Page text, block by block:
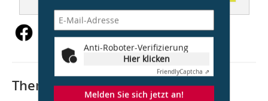
Anti-Roboter-Verifizierung
Hier klicken
FriendlyCaptcha ⇗
Melden Sie sich jetzt an!
Thematisch passende Artikel: